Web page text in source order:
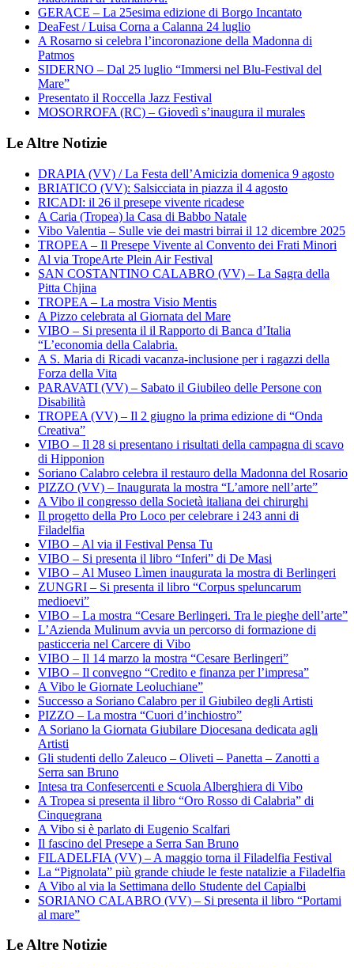
GERACE – La 25esima edizione di Borgo Incantato
DeaFest / Luisa Corna a Calanna 24 luglio
A Rosarno si celebra l’incoronazione della Madonna di
Patmos
SIDERNO – Dal 25 luglio “Immersi nel Blu-Festival del
Mare”
Presentato il Roccella Jazz Festival
MOSORROFA (RC) – Giovedì s’inaugura il murales
Le Altre Notizie
DRAPIA (VV) / La Festa dell’Amicizia domenica 9 agosto
BRIATICO (VV): Salsicciata in piazza il 4 agosto
RICADI: il 26 il presepe vivente ricadese
A Caria (Tropea) la Casa di Babbo Natale
Vibo Valentia – Sulle vie dei mastri birrai il 12 dicembre 2025
TROPEA – Il Presepe Vivente al Convento dei Frati Minori
Al via TropeArte Plein Air Festival
SAN COSTANTINO CALABRO (VV) – La Sagra della
Pitta Chjina
TROPEA – La mostra Visio Mentis
A Pizzo celebrata al Giornata del Mare
VIBO – Si presenta il il Rapporto di Banca d’Italia
“L’economia della Calabria.
A S. Maria di Ricadi vacanza-inclusione per i ragazzi della
Forza della Vita
PARAVATI (VV) – Sabato il Giubileo delle Persone con
Disabilità
TROPEA (VV) – Il 2 giugno la prima edizione di “Onda
Creativa”
VIBO – Il 28 si presentano i risultati della campagna di scavo
di Hipponion
Soriano Calabro celebra il restauro della Madonna del Rosario
PIZZO (VV) – Inaugurata la mostra “L’amore nell’arte”
A Vibo il congresso della Società italiana dei chirurghi
Il progetto della Pro Loco per celebrare i 243 anni di
Filadelfia
VIBO – Al via il Festival Pensa Tu
VIBO – Si presenta il libro “Inferi” di De Masi
VIBO – Al Museo Lìmen inaugurata la mostra di Berlingeri
ZUNGRI – Si presenta il libro “Corpus speluncarum
medioevi”
VIBO – La mostra “Cesare Berlingeri. Tra le pieghe dell’arte”
L’Azienda Mulinum avvia un percorso di formazione di
pasticceria nel Carcere di Vibo
VIBO – Il 14 marzo la mostra “Cesare Berlingeri”
VIBO – Il convegno “Credito e finanza per l’impresa”
A Vibo le Giornate Leoluchiane”
Successo a Soriano Calabro per il Giubileo degli Artisti
PIZZO – La mostra “Cuori d’inchiostro”
A Soriano la Giornata Giubilare Diocesana dedicata agli
Artisti
Gli studenti dello Zaleuco – Oliveti – Panetta – Zanotti a
Serra san Bruno
Intesa tra Confesercenti e Scuola Alberghiera di Vibo
A Tropea si presenta il libro “Oro Rosso di Calabria” di
Cinquegrana
A Vibo si è parlato di Eugenio Scalfari
Il fascino del Presepe a Serra San Bruno
FILADELFIA (VV) – A maggio torna il Filadelfia Festival
La “Pignolata” più grande chiude le feste natalizie a Filadelfia
A Vibo al via la Settimana dello Studente del Capialbi
SORIANO CALABRO (VV) – Si presenta il libro “Portami
al mare”
Le Altre Notizie